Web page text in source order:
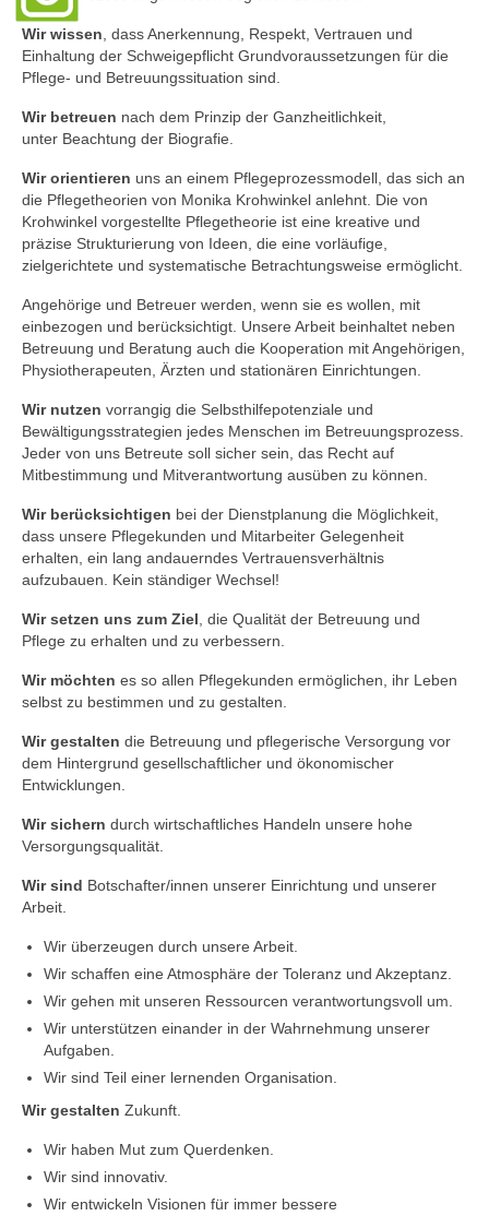
Wir wissen , dass Anerkennung, Respekt, Vertrauen und
Einhaltung der Schweigepflicht Grundvoraussetzungen für die
Pflege- und Betreuungssituation sind.
Wir betreuen nach dem Prinzip der Ganzheitlichkeit,
unter Beachtung der Biografie.
Wir orientieren uns an einem Pflegeprozessmodell, das sich an
die Pflegetheorien von Monika Krohwinkel anlehnt. Die von
Krohwinkel vorgestellte Pflegetheorie ist eine kreative und
präzise Strukturierung von Ideen, die eine vorläufige,
zielgerichtete und systematische Betrachtungsweise ermöglicht.
Angehörige und Betreuer werden, wenn sie es wollen, mit
einbezogen und berücksichtigt. Unsere Arbeit beinhaltet neben
Betreuung und Beratung auch die Kooperation mit Angehörigen,
Physiotherapeuten, Ärzten und stationären Einrichtungen.
Wir nutzen vorrangig die Selbsthilfepotenziale und
Bewältigungsstrategien jedes Menschen im Betreuungsprozess.
Jeder von uns Betreute soll sicher sein, das Recht auf
Mitbestimmung und Mitverantwortung ausüben zu können.
Wir berücksichtigen bei der Dienstplanung die Möglichkeit,
dass unsere Pflegekunden und Mitarbeiter Gelegenheit
erhalten, ein lang andauerndes Vertrauensverhältnis
aufzubauen. Kein ständiger Wechsel!
Wir setzen uns zum Ziel , die Qualität der Betreuung und
Pflege zu erhalten und zu verbessern.
Wir möchten es so allen Pflegekunden ermöglichen, ihr Leben
selbst zu bestimmen und zu gestalten.
Wir gestalten die Betreuung und pflegerische Versorgung vor
dem Hintergrund gesellschaftlicher und ökonomischer
Entwicklungen.
Wir sichern durch wirtschaftliches Handeln unsere hohe
Versorgungsqualität.
Wir sind Botschafter/innen unserer Einrichtung und unserer
Arbeit.
Wir überzeugen durch unsere Arbeit.
Wir schaffen eine Atmosphäre der Toleranz und Akzeptanz.
Wir gehen mit unseren Ressourcen verantwortungsvoll um.
Wir unterstützen einander in der Wahrnehmung unserer
Aufgaben.
Wir sind Teil einer lernenden Organisation.
Wir gestalten Zukunft.
Wir haben Mut zum Querdenken.
Wir sind innovativ.
Wir entwickeln Visionen für immer bessere